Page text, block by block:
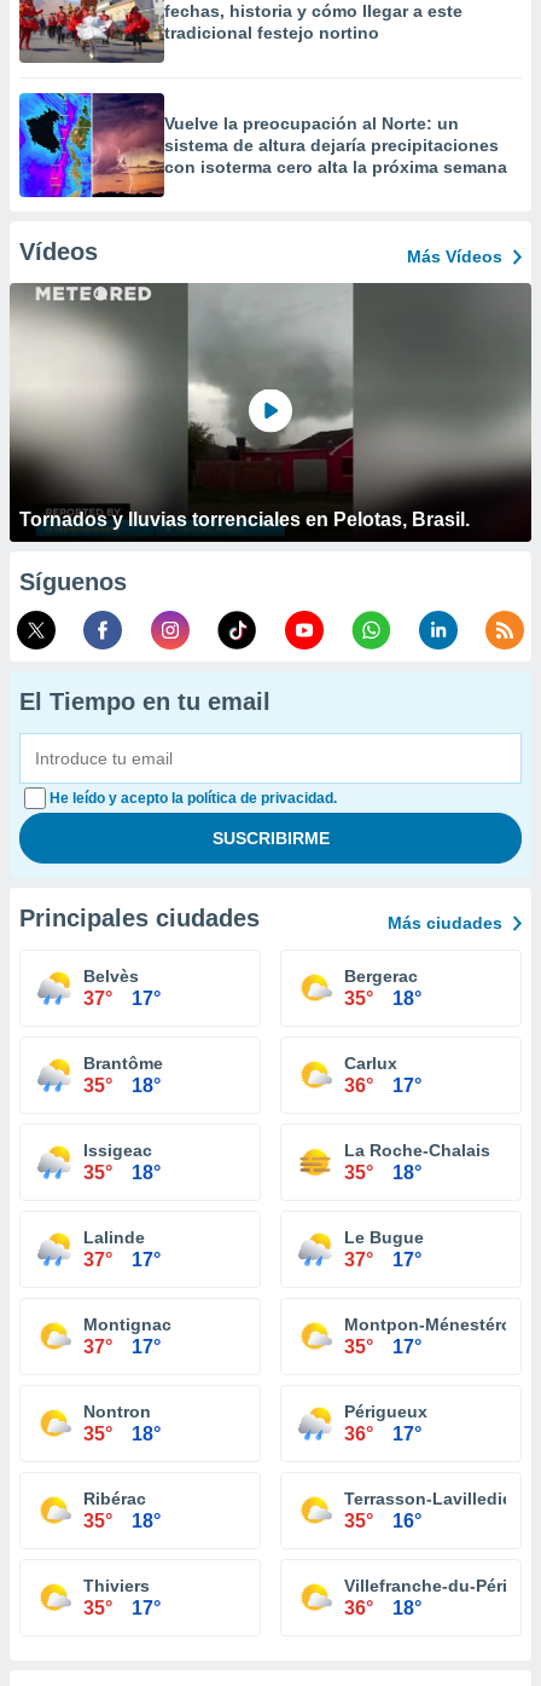
fechas, historia y cómo llegar a este
tradicional festejo nortino
Vuelve la preocupación al Norte: un
sistema de altura dejaría precipitaciones
con isoterma cero alta la próxima semana
Vídeos Más Vídeos
Tornados y lluvias torrenciales en Pelotas, Brasil.
Síguenos
El Tiempo en tu email
He leído y acepto la política de privacidad.
Principales ciudades Más ciudades
Belvès
37° 17°
Bergerac
35° 18°
Brantôme
35° 18°
Carlux
36° 17°
Issigeac
35° 18°
La Roche-Chalais
35° 18°
Lalinde
37° 17°
Le Bugue
37° 17°
Montignac
37° 17°
Montpon-Ménestérol
35° 17°
Nontron
35° 18°
Périgueux
36° 17°
Ribérac
35° 18°
Terrasson-Lavilledieu
35° 16°
Thiviers
35° 17°
Villefranche-du-
36° 18°